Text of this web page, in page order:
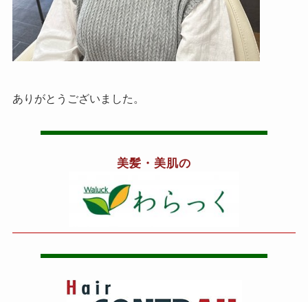
ありがとうございました。
美髪・美肌の